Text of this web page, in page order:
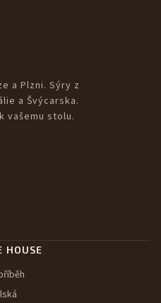
a Plzni. Sýry z
a Švýcarska.
vašemu stolu.
HOUSE